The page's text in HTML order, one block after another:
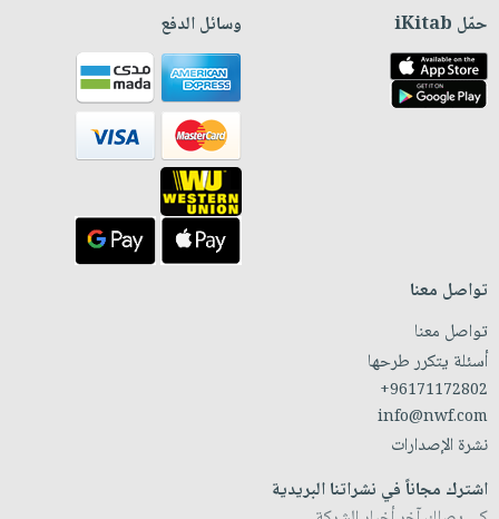
حمّل iKitab وسائل الدفع
تواصل معنا
تواصل معنا
أسئلة يتكرر طرحها
+96171172802
info@nwf.com
نشرة الإصدارات
اشترك مجاناً في نشراتنا البريدية